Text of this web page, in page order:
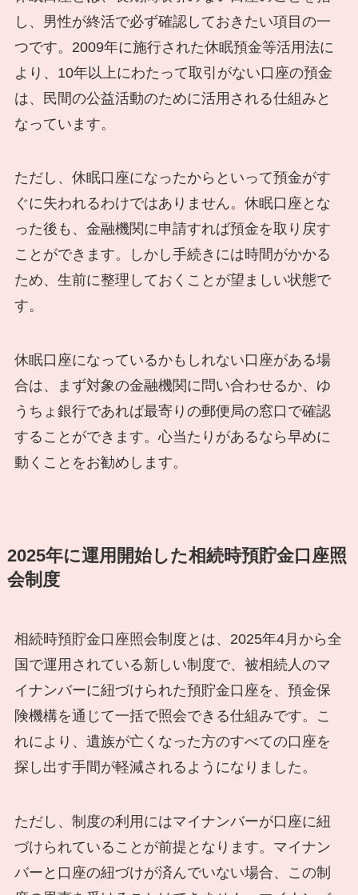
し、男性が終活で必ず確認しておきたい項目の一
つです。2009年に施行された休眠預金等活用法に
より、10年以上にわたって取引がない口座の預金
は、民間の公益活動のために活用される仕組みと
なっています。
ただし、休眠口座になったからといって預金がす
ぐに失われるわけではありません。休眠口座とな
った後も、金融機関に申請すれば預金を取り戻す
ことができます。しかし手続きには時間がかかる
ため、生前に整理しておくことが望ましい状態で
す。
休眠口座になっているかもしれない口座がある場
合は、まず対象の金融機関に問い合わせるか、ゆ
うちょ銀行であれば最寄りの郵便局の窓口で確認
することができます。心当たりがあるなら早めに
動くことをお勧めします。
2025年に運用開始した相続時預貯金口座照
会制度
相続時預貯金口座照会制度とは、2025年4月から全
国で運用されている新しい制度で、被相続人のマ
イナンバーに紐づけられた預貯金口座を、預金保
険機構を通じて一括で照会できる仕組みです。こ
れにより、遺族が亡くなった方のすべての口座を
探し出す手間が軽減されるようになりました。
ただし、制度の利用にはマイナンバーが口座に紐
づけられていることが前提となります。マイナン
バーと口座の紐づけが済んでいない場合、この制